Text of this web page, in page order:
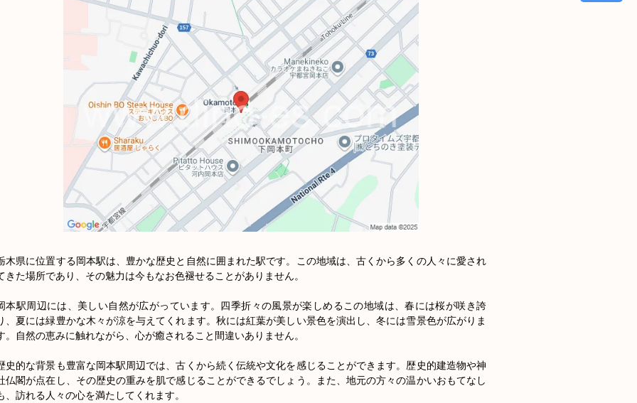
木県に位置する岡本駅は、豊かな歴史と自然に囲まれた駅です。この地域は、古くから多くの人々に愛され
きた場所であり、その魅力は今もなお色褪せることがありません。
本駅周辺には、美しい自然が広がっています。四季折々の風景が楽しめるこの地域は、春には桜が咲き誇
、夏には緑豊かな木々が涼を与えてくれます。秋には紅葉が美しい景色を演出し、冬には雪景色が広がりま
。自然の恵みに触れながら、心が癒されること間違いありません。
史的な背景も豊富な岡本駅周辺では、古くから続く伝統や文化を感じることができます。歴史的建造物や神
仏閣が点在し、その歴史の重みを肌で感じることができるでしょう。また、地元の方々の温かいおもてなし
、訪れる人々の心を満たしてくれます。